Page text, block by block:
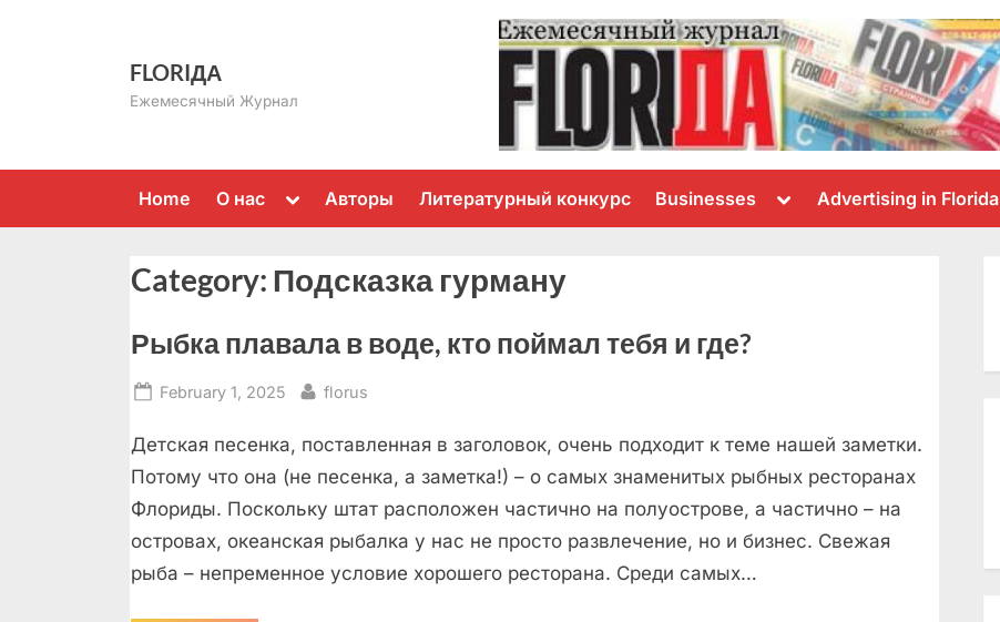
FLORIДА
Ежемесячный Журнал
Home О нас
Toggle
menu
Авторы Литературный конкурс Businesses
Toggle
menu
Advertising in Florida
Category: Подсказка гурману
Рыбка плавала в воде, кто поймал тебя и где?
Posted
February 1, 2025 By
florus
Детская песенка, поставленная в заголовок, очень подходит к теме нашей заметки.
Потому что она (не песенка, а заметка!) – о самых знаменитых рыбных ресторанах
Флориды. Поскольку штат расположен частично на полуострове, а частично – на
островах, океанская рыбалка у нас не просто развлечение, но и бизнес. Свежая
рыба – непременное условие хорошего ресторана. Среди самых…